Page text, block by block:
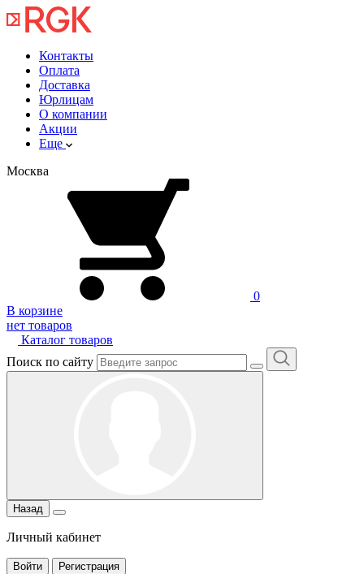
Контакты
Оплата
Доставка
Юрлицам
О компании
Акции
Еще
Москва
0
В корзине
нет товаров
Каталог товаров
Поиск по сайту
Назад
Личный кабинет
Войти Регистрация